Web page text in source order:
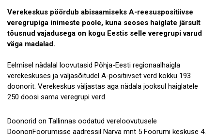
Koostöö
Tule tööle!
Andmekaitse
Verekeskus pöördub abisaamiseks A-reesuspositiivse
veregrupiga inimeste poole, kuna seoses haiglate järsult
tõusnud vajadusega on kogu Eestis selle veregrupi varud
väga madalad.
Eelmisel nädalal loovutasid Põhja-Eesti regionaalhaigla
verekeskuses ja väljasõitudel A-positiivset verd kokku 193
doonorit. Verekeskus väljastas aga nädala jooksul haiglatele
250 doosi sama veregrupi verd.
Doonorid on Tallinnas oodatud vereloovutusele
DoonoriFoorumisse aadressil Narva mnt 5 Foorumi keskuse 4.